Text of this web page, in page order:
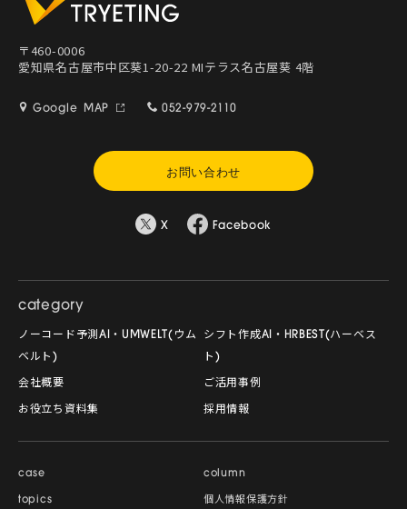
〒460-0006
愛知県名古屋市中区葵1-20-22 MIテラス名古屋葵 4階
Google MAP 052-979-2110
お問い合わせ
X Facebook
category
ノーコード予測AI・UMWELT(ウム
ベルト)
シフト作成AI・HRBEST(ハーベス
ト)
会社概要 ご活用事例
お役立ち資料集 採用情報
case column
topics 個人情報保護方針